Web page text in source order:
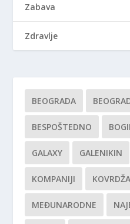
Zabava
Zdravlje
BEOGRADA
BESPOŠTEDNO
GALAXY GALENIKIN
KOMPANIJI
MEĐUNARODNE